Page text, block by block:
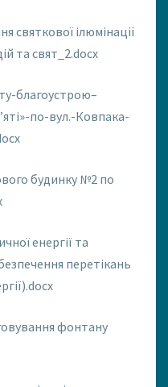
святкової ілюмінації
та свят_2.docx
благоустрою–
по-вул.-Ковпака-
будинку №2 по
енергії та
перетікань
фонтану